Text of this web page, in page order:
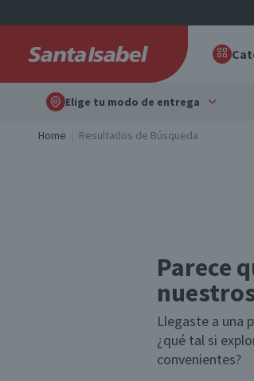
Elige tu modo de entrega
Home Resultados de Búsqueda
Parece
Llegaste a una
¿qué tal si
convenientes?